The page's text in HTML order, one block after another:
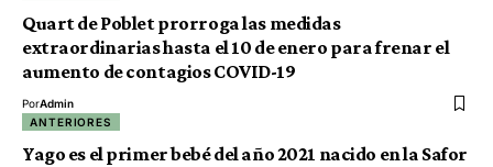
Quart de Poblet prorroga las medidas
extraordinarias hasta el 10 de enero para frenar el
aumento de contagios COVID-19
PorAdmin
ANTERIORES
Yago es el primer bebé del año 2021 nacido en la Safor